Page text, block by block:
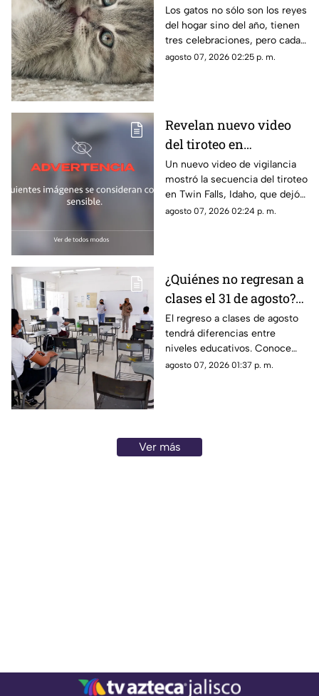
fechas en las que debes
celebrar a tu michi
Los gatos no sólo son los reyes
del hogar sino del año, tienen
tres celebraciones, pero cada
una tiene su propio motivo
agosto 07, 2026 02:25 p. m.
Revelan nuevo video
del tiroteo en
restaurante de
hamburguesas que dejó
saldo mortal en Idaho
Un nuevo video de vigilancia
mostró la secuencia del tiroteo
en Twin Falls, Idaho, que dejó
tres muertos y siete heridos.
agosto 07, 2026 02:24 p. m.
¿Quiénes no regresan a
clases el 31 de agosto?
Esto dice el calendario
escolar 2026
El regreso a clases de agosto
tendrá diferencias entre
niveles educativos. Conoce
qué estudiantes sí volverán a
agosto 07, 2026 01:37 p. m.
Ver más